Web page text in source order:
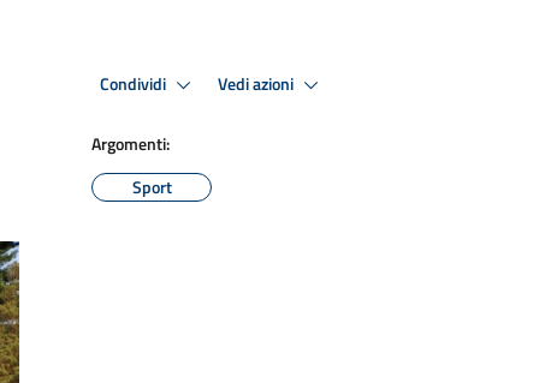
Condividi Vedi azioni
Argomenti:
Sport